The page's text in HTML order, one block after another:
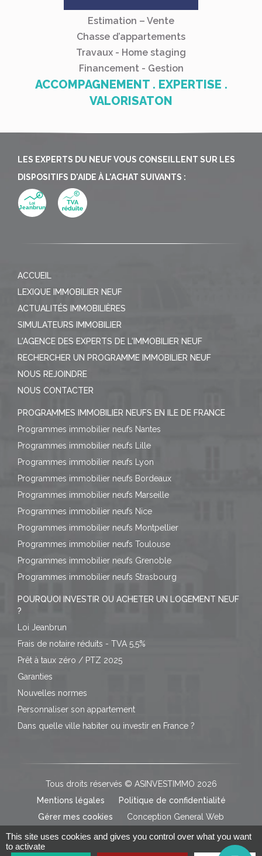
Estimation – Vente
Chasse d’appartements
Travaux - Home staging
Financement - Gestion
ACCOMPAGNEMENT . EXPERTISE .
VALORISATON
LES EXPERTS DU NEUF VOUS CONSEILLENT SUR LES
DISPOSITIFS D'AIDE À L'ACHAT SUIVANTS :
ACCUEIL
LEXIQUE IMMOBILIER NEUF
ACTUALITÉS IMMOBILIÈRES
SIMULATEURS IMMOBILIER
L'AGENCE DES EXPERTS DE L'IMMOBILIER NEUF
RECHERCHER UN PROGRAMME IMMOBILIER NEUF
NOUS REJOINDRE
NOUS CONTACTER
PROGRAMMES IMMOBILIER NEUFS EN ILE DE FRANCE
Programmes immobilier neufs Nantes
Programmes immobilier neufs Lille
Programmes immobilier neufs Lyon
Programmes immobilier neufs Bordeaux
Programmes immobilier neufs Marseille
Programmes immobilier neufs Nice
Programmes immobilier neufs Montpellier
Programmes immobilier neufs Toulouse
Programmes immobilier neufs Grenoble
Programmes immobilier neufs Strasbourg
POURQUOI INVESTIR OU ACHETER UN LOGEMENT NEUF
?
Loi Jeanbrun
Frais de notaire réduits - TVA 5,5%
Prêt à taux zéro / PTZ 2025
Garanties
Nouvelles normes
Personnaliser son appartement
Dans quelle ville habiter ou investir en France ?
Tous droits réservés © ASINVESTIMMO 2026
Mentions légales
Politique de confidentialité
Gérer mes cookies
Conception General Web
This site uses cookies and gives you control over what you want
to activate